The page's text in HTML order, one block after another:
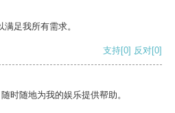
足我所有需求。
支持[0] 反对[0]
时随地为我的娱乐提供帮助。